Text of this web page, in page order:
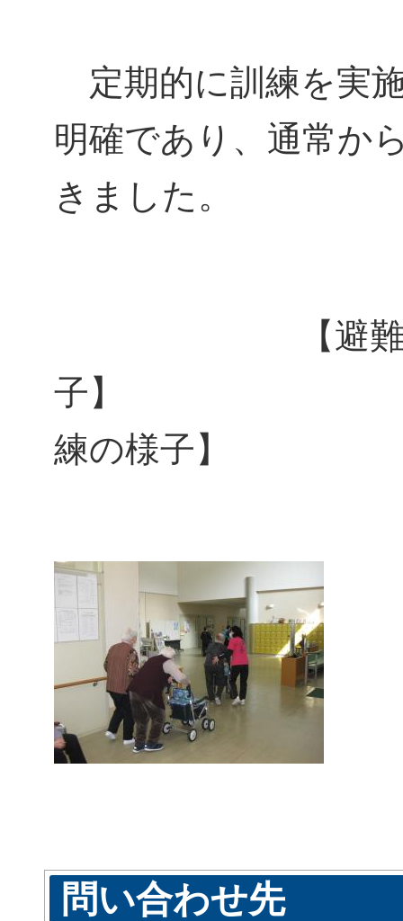
定期的に訓練を実
明確であり、通常か
きました。
【避難
子】
練の様子】
問い合わせ先